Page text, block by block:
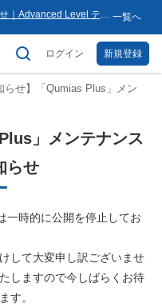
｜Advanced Level テス
グループ内事業再編
メンテナンスのお知ら
ー 年間開催スケジュー
メンテナンスのお知ら
再設定のお願い
メンテナンス作業のお
一覧へ
ログイン 新規登録
らせ】「Qumias Plus」メン
」メンテナンス
らせ
一時的に公開を停止してお
して大変申し訳ございませ
しますので今しばらくお待
す。